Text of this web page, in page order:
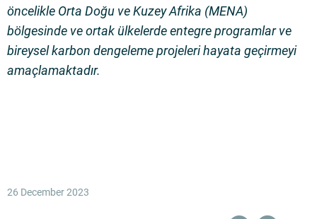
öncelikle Orta Doğu ve Kuzey Afrika (MENA)
bölgesinde ve ortak ülkelerde entegre programlar ve
bireysel karbon dengeleme projeleri hayata geçirmeyi
amaçlamaktadır.
26 December 2023